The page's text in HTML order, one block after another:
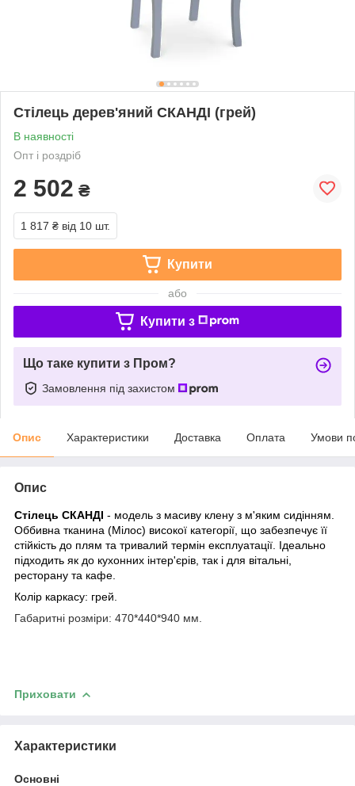
Стілець дерев'яний СКАНДІ (грей)
В наявності
Опт і роздріб
2 502 ₴
1 817 ₴ від 10 шт.
Купити
або
Купити з
Що таке купити з Пром?
Замовлення під захистом
Опис Характеристики Доставка Оплата Умови
Опис
Стілець СКАНДІ - модель з масиву клену з м'яким сидінням.
Оббивна тканина (Мілос) високої категорії, що забезпечує її
стійкість до плям та тривалий термін експлуатації. Ідеально
підходить як до кухонних інтер'єрів, так і для вітальні,
ресторану та кафе.
Колір каркасу: грей.
Габаритні розміри: 470*440*940 мм.
Приховати
Характеристики
Основні